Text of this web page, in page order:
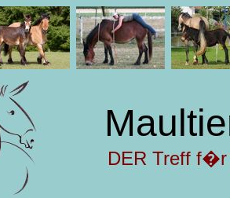
DER Treff f�r